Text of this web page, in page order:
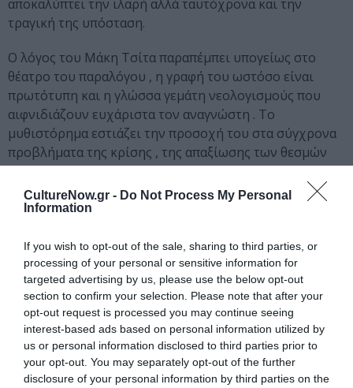
CultureNow.gr - Do Not Process My Personal
Information
If you wish to opt-out of the sale, sharing to third parties, or
processing of your personal or sensitive information for
targeted advertising by us, please use the below opt-out
section to confirm your selection. Please note that after your
opt-out request is processed you may continue seeing
interest-based ads based on personal information utilized by
us or personal information disclosed to third parties prior to
your opt-out. You may separately opt-out of the further
disclosure of your personal information by third parties on the
αποκαλύπτει την ιλαρή αλλά ταυτόχρονα και την
τραγική της υπόσταση.
Ο λόγος του Μάκη Τσίτα παραπέμπει υπογείως στο
θέατρο του παραλόγου , η γραφή του ωστόσο είναι
πρωτότυπη και η γλώσσα γεμάτη νεολογισμούς που
αιφνιδιάζουν ευχάριστα τον αναγνώστη . Το
μυθιστόρημα εστιάζει την προσοχή του στα σύγχρονα
προβλήματα της κρίσης , της απαξίωσης των θεσμών
και των κανόνων ζωής, της φτώχειας και του
εξευτελισμού του ανθρώπινου προσώπου . Καταφέρνει
ωστόσο να τα περάσει όλα αυτά με χιούμορ και
ζωής και να μας δώσει ένα μυθιστόρημα που
διαβάζεται με μεγάλο ενδιαφέρον . Αν και τον Μάκη
Τσίτα τον γνωρίζαμε μέχρι τώρα ως δεινό παραμυθά ,
σ’ αυτό το βιβλίο του τον ανακαλύπτουμε εκ νέου ως
έναν ικανότατο πεζογράφο.
Το βιβλίο του Μάκη Τσίτα, με τίτλο “Μάρτυς μου ο
Θεός”, κυκλοφορεί από τις Εκδόσεις Κίχλη.